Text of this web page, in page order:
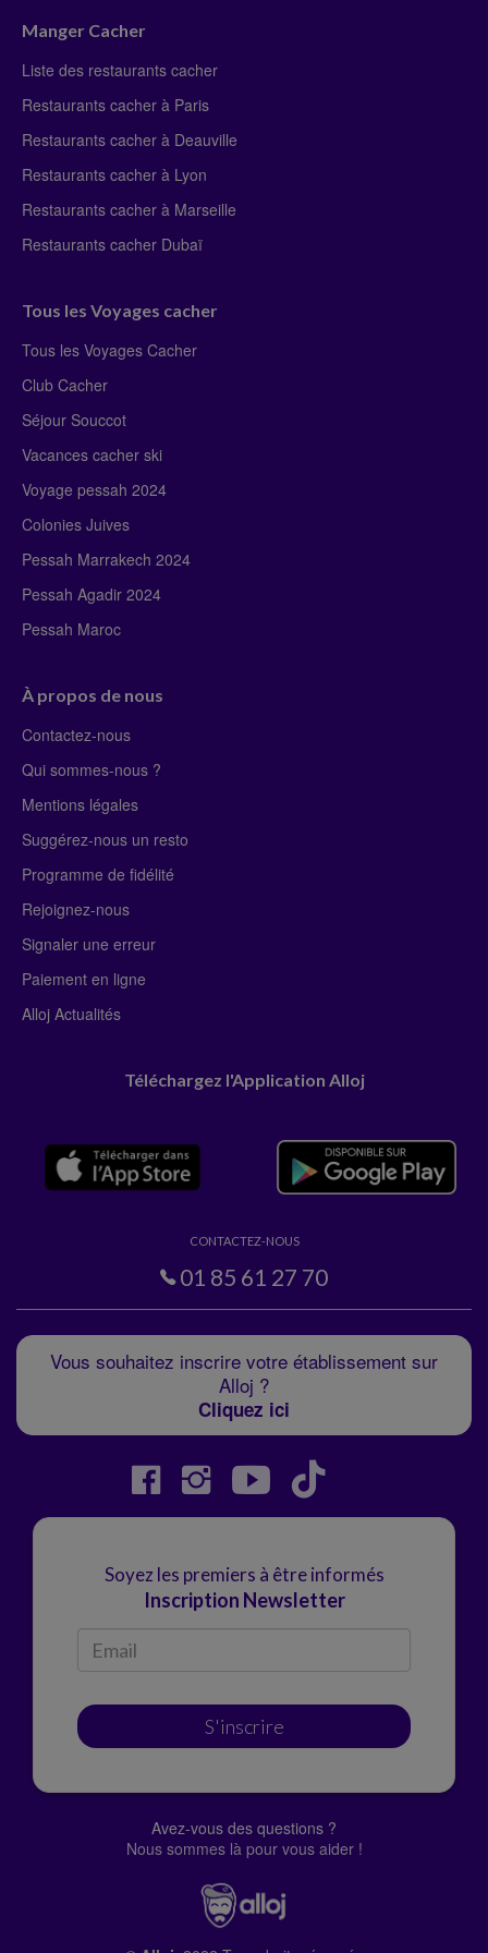
Manger Cacher
Liste des restaurants cacher
Restaurants cacher à Paris
Restaurants cacher à Deauville
Restaurants cacher à Lyon
Restaurants cacher à Marseille
Restaurants cacher Dubaï
Tous les Voyages cacher
Tous les Voyages Cacher
Club Cacher
Séjour Souccot
Vacances cacher ski
Voyage pessah 2024
Colonies Juives
Pessah Marrakech 2024
Pessah Agadir 2024
Pessah Maroc
À propos de nous
Contactez-nous
Qui sommes-nous ?
Mentions légales
Suggérez-nous un resto
Programme de fidélité
Rejoignez-nous
Signaler une erreur
Paiement en ligne
Alloj Actualités
Téléchargez l'Application Alloj
CONTACTEZ-NOUS
01 85 61 27 70
Vous souhaitez inscrire votre établissement sur
Alloj ?
Cliquez ici
Soyez les premiers à être informés
Inscription Newsletter
S'inscrire
Avez-vous des questions ?
Nous sommes là pour vous aider !